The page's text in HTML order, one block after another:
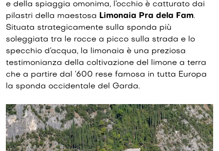
e della spiaggia omonima, l’occhio è catturato dai
pilastri della maestosa Limonaia Pra dela Fam.
Situata strategicamente sulla sponda più
soleggiata tra le rocce a picco sulla strada e lo
specchio d’acqua, la limonaia è una preziosa
testimonianza della coltivazione del limone a terra
che a partire dal ‘600 rese famosa in tutta Europa
la sponda occidentale del Garda.